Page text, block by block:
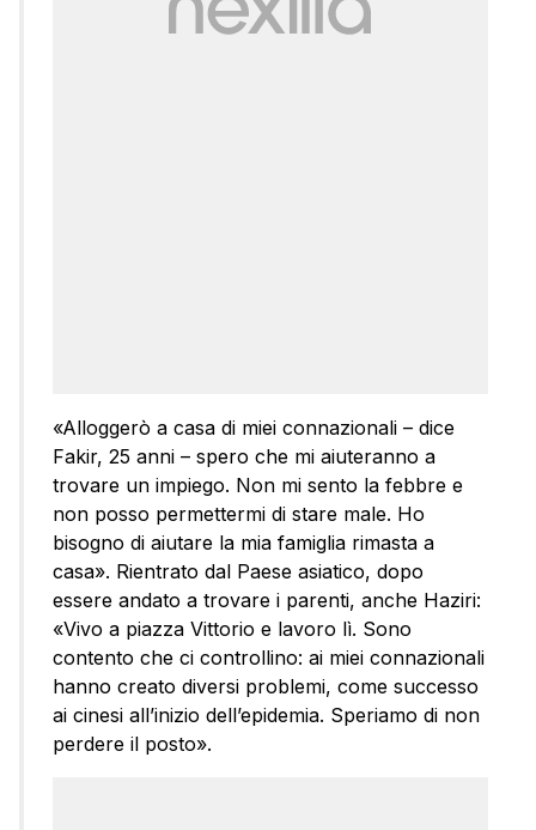
«Alloggerò a casa di miei connazionali – dice
Fakir, 25 anni – spero che mi aiuteranno a
trovare un impiego. Non mi sento la febbre e
non posso permettermi di stare male. Ho
bisogno di aiutare la mia famiglia rimasta a
casa». Rientrato dal Paese asiatico, dopo
essere andato a trovare i parenti, anche Haziri:
«Vivo a piazza Vittorio e lavoro lì. Sono
contento che ci controllino: ai miei connazionali
hanno creato diversi problemi, come successo
ai cinesi all’inizio dell’epidemia. Speriamo di non
perdere il posto».